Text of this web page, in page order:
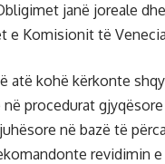
janë joreale
e Komisionit të
atë kohë kërkonte
procedurat
në bazë të
revidimin